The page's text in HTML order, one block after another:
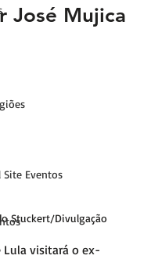
Site Eventos
José Mujica
Stuckert/Divulgação
visitará o ex-